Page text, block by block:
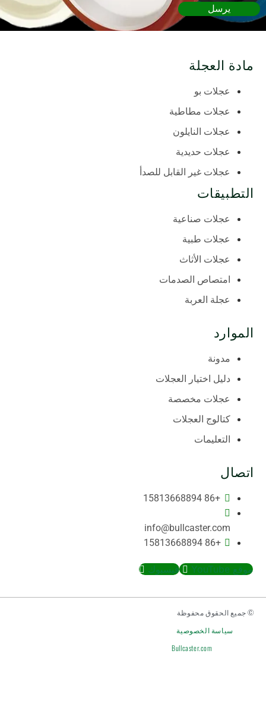
يرسل
مادة العجلة
عجلات بو
عجلات مطاطية
عجلات النايلون
عجلات حديدية
عجلات غير القابل للصدأ
التطبيقات
عجلات صناعية
عجلات طبية
عجلات الأثاث
امتصاص الصدمات
عجلة العربة
الموارد
مدونة
دليل اختيار العجلات
عجلات مخصصة
كتالوج العجلات
التعليمات
اتصال
+86 15813668894
info@bullcaster.com
+86 15813668894
موقع YouTube فيسبوك
© جميع الحقوق محفوظة
سياسة الخصوصية
Bullcaster.com